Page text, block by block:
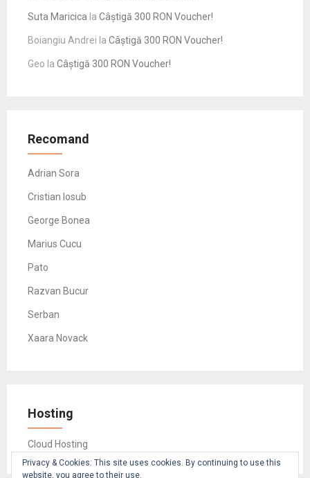
Suta Maricica la Câștigă 300 RON Voucher!
Boiangiu Andrei la Câștigă 300 RON Voucher!
Geo la Câștigă 300 RON Voucher!
Recomand
Adrian Sora
Cristian Iosub
George Bonea
Marius Cucu
Pato
Razvan Bucur
Serban
Xaara Novack
Hosting
Cloud Hosting
Privacy & Cookies: This site uses cookies. By continuing to use this
website, you agree to their use.